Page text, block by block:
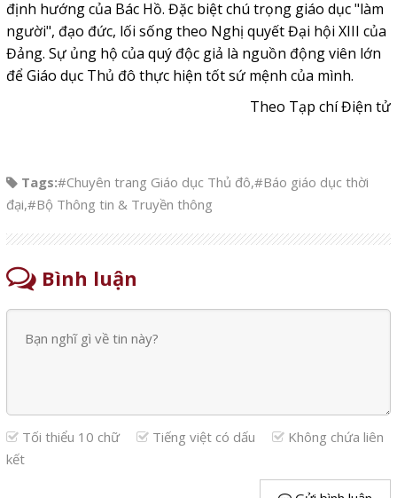
định hướng của Bác Hồ. Đặc biệt chú trọng giáo dục "làm
người", đạo đức, lối sống theo Nghị quyết Đại hội XIII của
Đảng. Sự ủng hộ của quý độc giả là nguồn động viên lớn
để Giáo dục Thủ đô thực hiện tốt sứ mệnh của mình.
Theo Tạp chí Điện tử
Tags:#Chuyên trang Giáo dục Thủ đô,#Báo giáo dục thời
đại,#Bộ Thông tin & Truyền thông
Bình luận
Tối thiểu 10 chữ Tiếng việt có dấu
Không chứa liên
kết